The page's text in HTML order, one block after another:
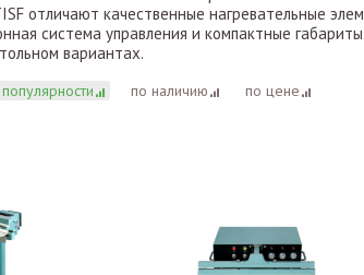
отличают качественные нагревательные
система управления и компактные
вариантах.
по наличию по цене